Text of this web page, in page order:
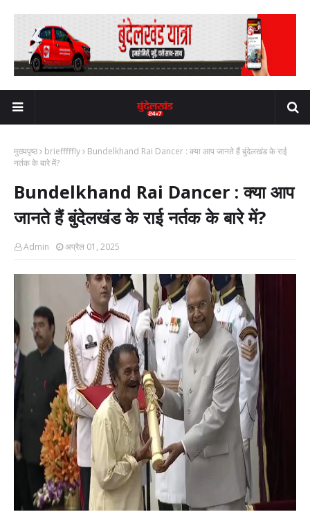
मुख्यपृष्ठ briefffffly
Bundelkhand Rai Dancer : क्या आप जानते हैं बुंदेलखंड के राई
नर्तक के बारे में?
Bundelkhand Rai Dancer : क्या आप
जानते हैं बुंदेलखंड के राई नर्तक के बारे में?
Admin अप्रैल 01, 2025